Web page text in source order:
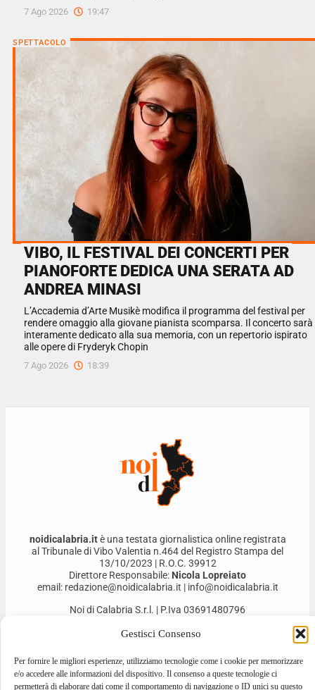
Gestisci Consenso
Per fornire le migliori esperienze, utilizziamo tecnologie come i cookie per memorizzare
e/o accedere alle informazioni del dispositivo. Il consenso a queste tecnologie ci
permetterà di elaborare dati come il comportamento di navigazione o ID unici su questo
7 Ago 2026 19:47
SPETTACOLO
VIBO, IL FESTIVAL DEI CONCERTI PER
PIANOFORTE DEDICA UNA SERATA AD
ANDREA MINASI
L’Accademia d’Arte Musikè modifica il programma del festival per
rendere omaggio alla giovane pianista scomparsa. Il concerto sarà
interamente dedicato alla sua memoria, con un repertorio ispirato
alle opere di Fryderyk Chopin
7 Ago 2026 18:39
noidicalabria.itè una testata giornalistica online registrata
al Tribunale di Vibo Valentia n.464 del Registro Stampa del
13/10/2023 | R.O.C. 39912
Direttore Responsabile: Nicola Lopreiato
email: redazione@noidicalabria.it | info@noidicalabria.it
Noi di Calabria S.r.l. | P.Iva 03691480796